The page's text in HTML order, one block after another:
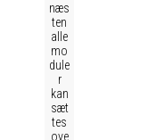
næs
ten
alle
mo
dule
r
kan
sæt
tes
ove